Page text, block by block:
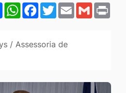
ShareWhatsApp
Facebook
Twitter
EmailGmail
/ Assessoria de